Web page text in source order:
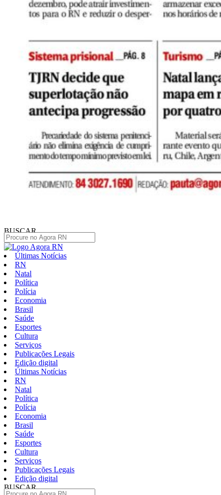
BUSCAR
Últimas Notícias
RN
Natal
Política
Polícia
Economia
Brasil
Saúde
Esportes
Cultura
Serviços
Publicações Legais
Edição digital
Últimas Notícias
RN
Natal
Política
Polícia
Economia
Brasil
Saúde
Esportes
Cultura
Serviços
Publicações Legais
Edição digital
BUSCAR